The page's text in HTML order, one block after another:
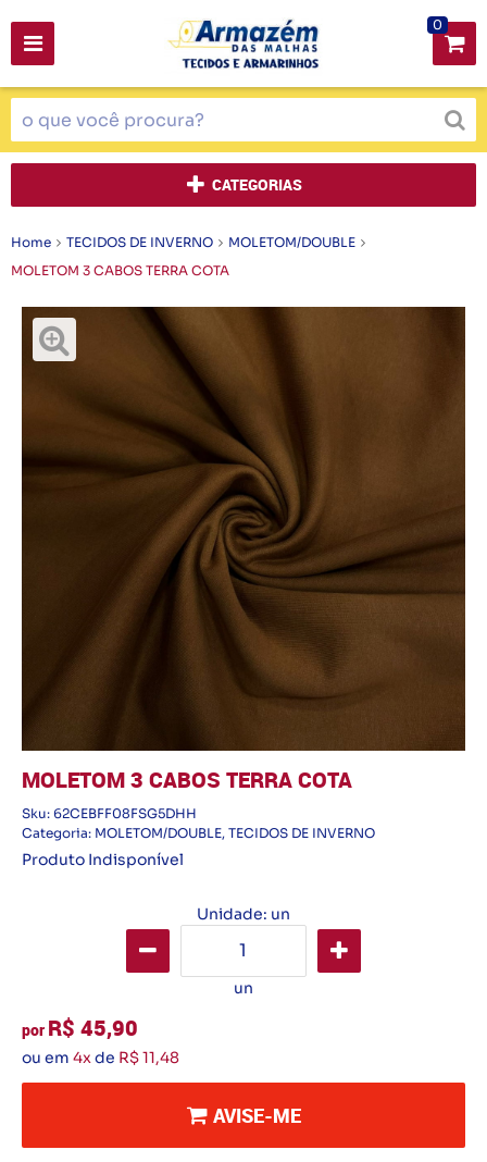
0
CATEGORIAS
Home TECIDOS DE INVERNO
MOLETOM/DOUBLE
MOLETOM 3 CABOS TERRA COTA
MOLETOM 3 CABOS TERRA COTA
Sku: 62CEBFF08FSG5DHH
Categoria: MOLETOM/DOUBLE, TECIDOS DE INVERNO
Produto Indisponível
Unidade: un
un
por R$ 45,90
ou em 4xde R$ 11,48
AVISE-ME